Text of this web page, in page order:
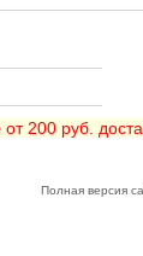
от 200 руб.
Полная версия